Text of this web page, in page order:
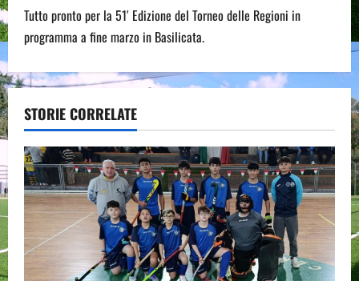
t
n
a
v
i
g
a
t
Tutto pronto per la 51′ Edizione del Torneo delle Regioni in
programma a fine marzo in Basilicata.
STORIE CORRELATE